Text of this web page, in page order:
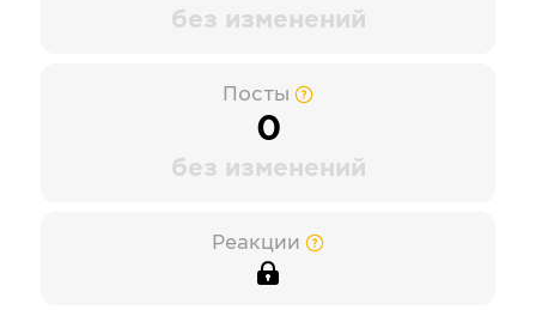
без изменений
Посты
0
без изменений
Реакции